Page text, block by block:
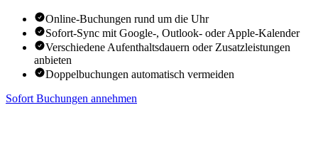
Online-Buchungen rund um die Uhr
Sofort-Sync mit Google-, Outlook- oder Apple-Kalender
Verschiedene Aufenthaltsdauern oder Zusatzleistungen
anbieten
Doppelbuchungen automatisch vermeiden
Sofort Buchungen annehmen